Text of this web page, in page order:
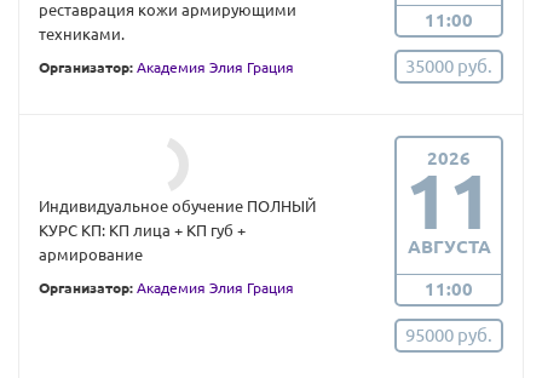
реставрация кожи армирующими
техниками.
Организатор: Академия Элия Грация
11:00
35000 руб.
Индивидуальное обучение ПОЛНЫЙ
КУРС КП: КП лица + КП губ +
армирование
Организатор: Академия Элия Грация
2026
11
АВГУСТА
11:00
95000 руб.